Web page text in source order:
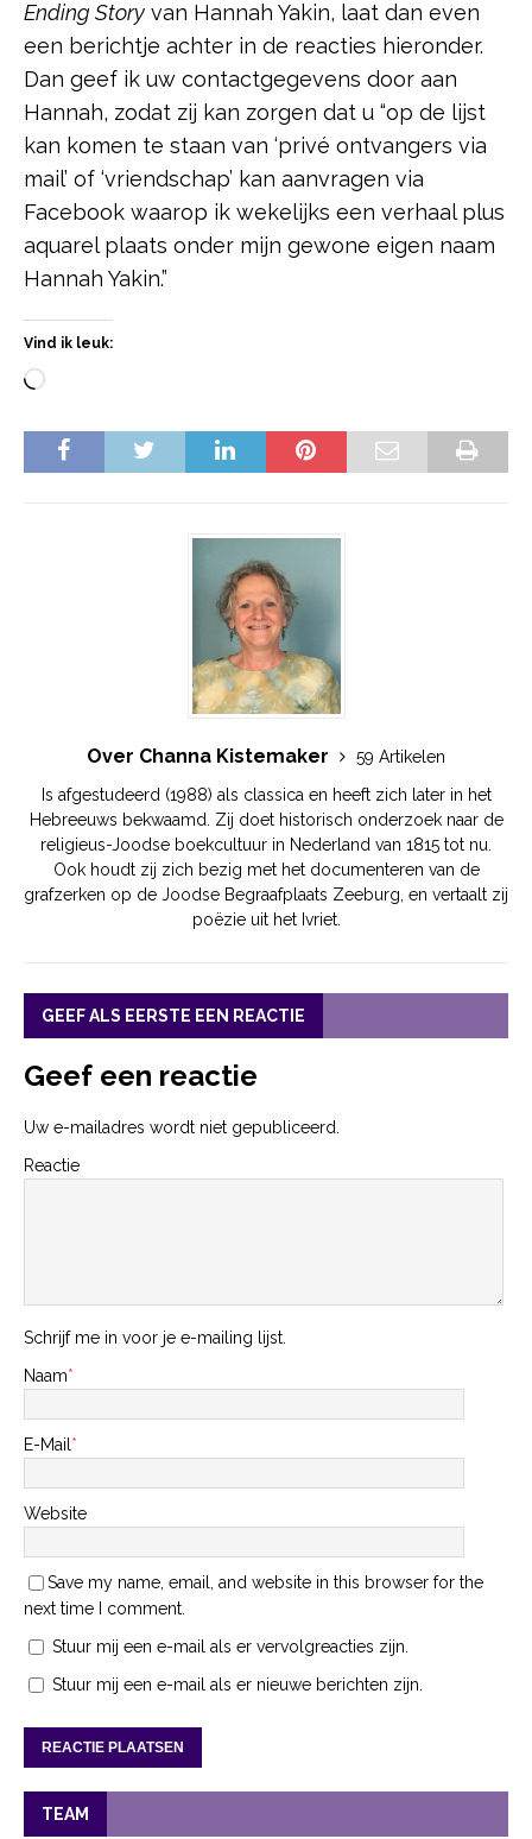
Ending Story van Hannah Yakin, laat dan even
een berichtje achter in de reacties hieronder.
Dan geef ik uw contactgegevens door aan
Hannah, zodat zij kan zorgen dat u “op de lijst
kan komen te staan van ‘privé ontvangers via
mail’ of ‘vriendschap’ kan aanvragen via
Facebook waarop ik wekelijks een verhaal plus
aquarel plaats onder mijn gewone eigen naam
Hannah Yakin.”
Vind ik leuk:
Over Channa Kistemaker
59 Artikelen
Is afgestudeerd (1988) als classica en heeft zich later in het
Hebreeuws bekwaamd. Zij doet historisch onderzoek naar de
religieus-Joodse boekcultuur in Nederland van 1815 tot nu.
Ook houdt zij zich bezig met het documenteren van de
grafzerken op de Joodse Begraafplaats Zeeburg, en vertaalt zij
poëzie uit het Ivriet.
GEEF ALS EERSTE EEN REACTIE
Geef een reactie
Uw e-mailadres wordt niet gepubliceerd.
Reactie
Schrijf me in voor je e-mailing lijst.
Naam*
E-Mail*
Website
Save my name, email, and website in this browser for the
next time I comment.
Stuur mij een e-mail als er vervolgreacties zijn.
Stuur mij een e-mail als er nieuwe berichten zijn.
TEAM